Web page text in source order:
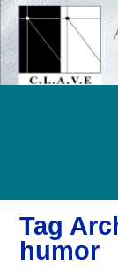
Tag
humor